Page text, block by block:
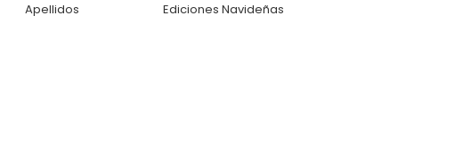
Ediciones Navideñas
Apellidos